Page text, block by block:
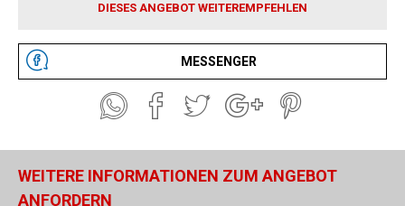
DIESES ANGEBOT WEITEREMPFEHLEN
MESSENGER
WEITERE INFORMATIONEN ZUM ANGEBOT
ANFORDERN